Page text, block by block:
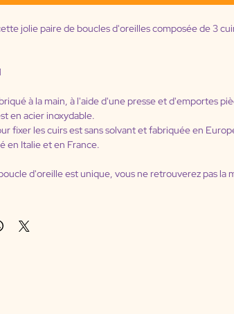
jolie paire de boucles d'oreilles composée de 3
à la main, à l'aide d'une presse et d'emportes
en acier inoxydable.
fixer les cuirs est sans solvant et fabriquée en
en Italie et en France.
d'oreille est unique, vous ne retrouverez pas la